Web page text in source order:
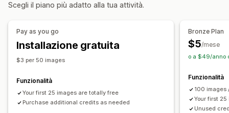
Punteggio SEO
Analisi
Monitoraggio del posizionamento
Traffico sul sito web
Scegli il piano più adatto alla tua attività.
Pay as you go
Installazione gratuita
$3 per 50 images
Funzionalità
Your first 25 images are totally free
Purchase additional credits as needed
Bronze Plan
$5/mese
o a $49/anno
Funzionalità
100 images
Your first
Unused